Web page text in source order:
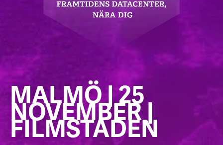
MALMÖ | 25
NOVEMBER |
FILMSTADEN